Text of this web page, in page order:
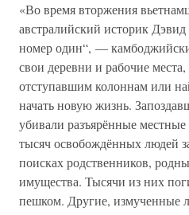
«Во время вторжения
австралийский историк
номер один“, —
свои деревни и рабочие
отступавшим колоннам или
начать новую жизнь.
убивали разъярённые
тысяч освобождённых людей
поисках родственников,
имущества. Тысячи из них
пешком. Другие, измученные